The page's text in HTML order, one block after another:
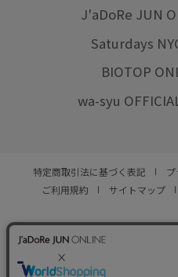
J'aDoRe JUN
Saturdays
BIOTOP
wa-syu
特定商取引法に基づく表記
ご利用規約
サイトマップ
© JUN CO.,LTD. ALL